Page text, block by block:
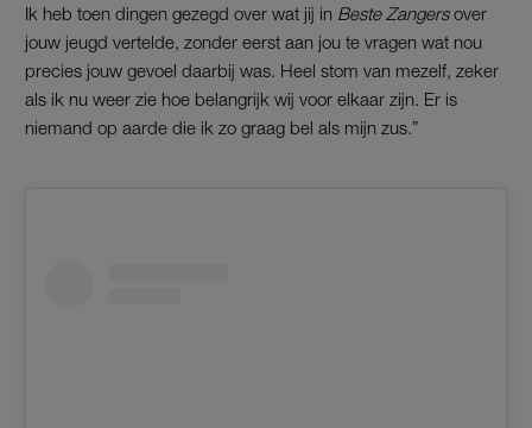
Ik heb toen dingen gezegd over wat jij in Beste Zangersover
jouw jeugd vertelde, zonder eerst aan jou te vragen wat nou
precies jouw gevoel daarbij was. Heel stom van mezelf, zeker
als ik nu weer zie hoe belangrijk wij voor elkaar zijn. Er is
niemand op aarde die ik zo graag bel als mijn zus.”